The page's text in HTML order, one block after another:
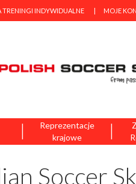
TRENINGI INDYWIDUALNE MOJE
Reprezentacje
krajowe
| |
Soccer